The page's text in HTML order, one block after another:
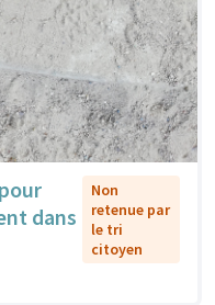
dans
Non
retenue par
le tri
citoyen